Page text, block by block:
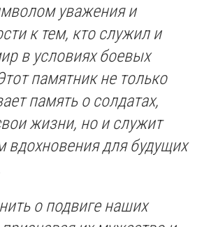
уважения и
к тем, кто служил и
в условиях боевых
памятник не только
память о солдатах,
жизни, но и служит
вдохновения для будущих
о подвиге наших